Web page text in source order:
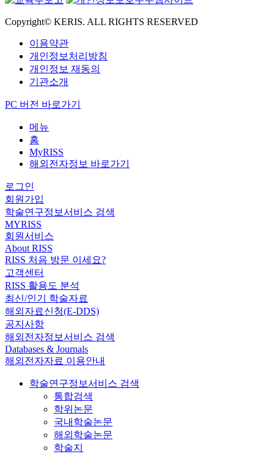
Copyright© KERIS. ALL RIGHTS RESERVED
이용약관
개인정보처리방침
개인정보 재동의
기관소개
PC 버전 바로가기
메뉴
홈
MyRISS
해외전자정보 바로가기
로그인
회원가입
학술연구정보서비스 검색
MYRISS
회원서비스
About RISS
RISS 처음 방문 이세요?
고객센터
RISS 활용도 분석
최신/인기 학술자료
해외자료신청(E-DDS)
공지사항
해외전자정보서비스 검색
Databases & Journals
해외전자자료 이용안내
학술연구정보서비스 검색
통합검색
학위논문
국내학술논문
해외학술논문
학술지